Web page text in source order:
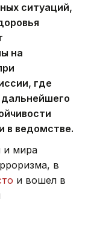
ситуаций,
на
где
дальнейшего
в ведомстве.
и мира
в
и вошел в